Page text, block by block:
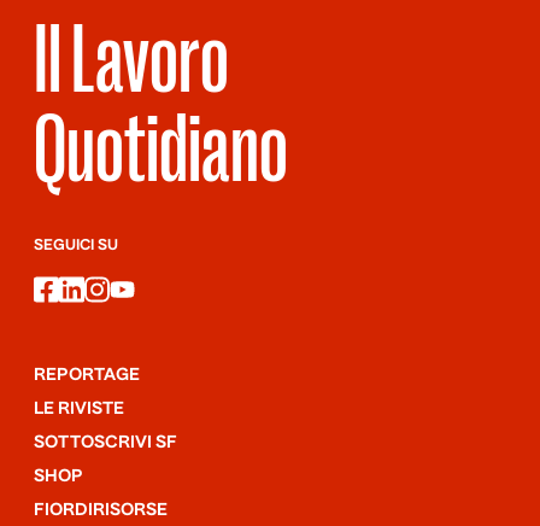
Il Lavoro
Quotidiano
SEGUICI SU
facebook
linkedin
instagram
youtube
REPORTAGE
LE RIVISTE
SOTTOSCRIVI SF
SHOP
FIORDIRISORSE